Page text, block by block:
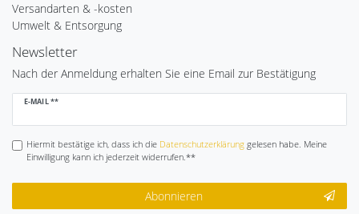
Versandarten & -kosten
Umwelt & Entsorgung
Newsletter
Nach der Anmeldung erhalten Sie eine Email zur Bestätigung
E-MAIL **
Newsletter
Hiermit bestätige ich, dass ich die Daten­schutz­erklärunggelesen habe. Meine
Einwilligung kann ich jederzeit widerrufen.**
Abonnieren